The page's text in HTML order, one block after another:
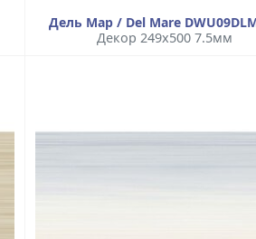
Дель Мар / Del Mare
Декор 249x500 7.5мм